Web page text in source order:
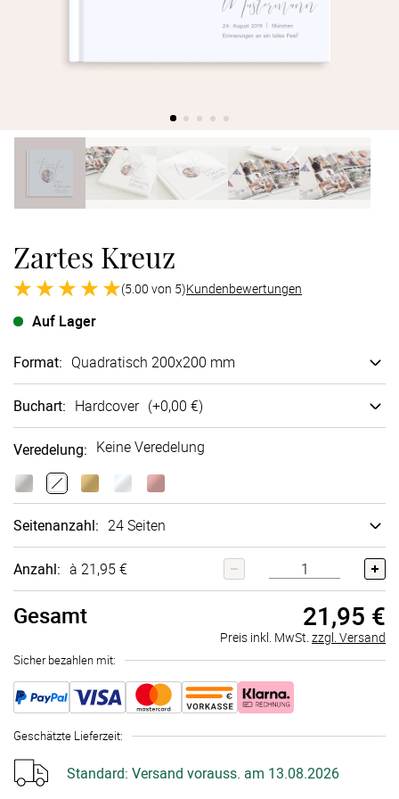
Zartes Kreuz
(5.00 von 5)Kundenbewertungen
Auf Lager
Format: Quadratisch 200x200 mm
Buchart: Hard­cover (+0,00 €)
Veredelung: Keine Veredelung
Seitenanzahl: 24 Seiten
Anzahl: à 21,95 €
Gesamt 21,95 €
Preis inkl. MwSt. zzgl. Versand
Sicher bezahlen mit:
Geschätzte Lieferzeit:
Standard: Versand vorauss. am 13.08.2026